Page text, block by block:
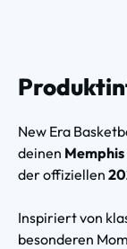
New Era
deinen
der offiziellen
Inspiriert von
besonderen